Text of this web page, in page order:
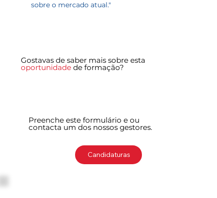
sobre o mercado atual."
Preenche este formulário e ou
contacta um dos nossos gestores.
Gostavas de saber mais sobre esta
oportunidadede formação?
Candidaturas